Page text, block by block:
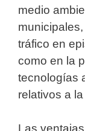
medio
tráfico en
como en la
tecnologías
relativos a
Las